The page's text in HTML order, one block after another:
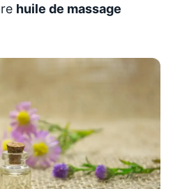
huile de massage